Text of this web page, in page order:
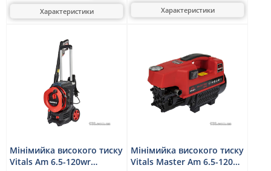
Характеристики Характеристики
Мінімийка високого тиску
Vitals Am 6.5-120wr
Мінімийка високого тиску
Vitals Master Am 6.5-120w